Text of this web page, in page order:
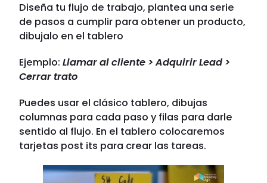
Diseña tu flujo de trabajo, plantea una serie
de pasos a cumplir para obtener un producto,
dibujalo en el tablero
Ejemplo: Llamar al cliente > Adquirir Lead >
Cerrar trato
Puedes usar el clásico tablero, dibujas
columnas para cada paso y filas para darle
sentido al flujo. En el tablero colocaremos
tarjetas post its para crear las tareas.